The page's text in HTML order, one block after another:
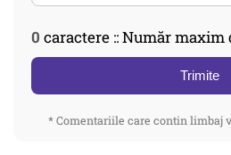
0 caractere :: Număr maxim
Trimite
* Comentariile care contin limbaj